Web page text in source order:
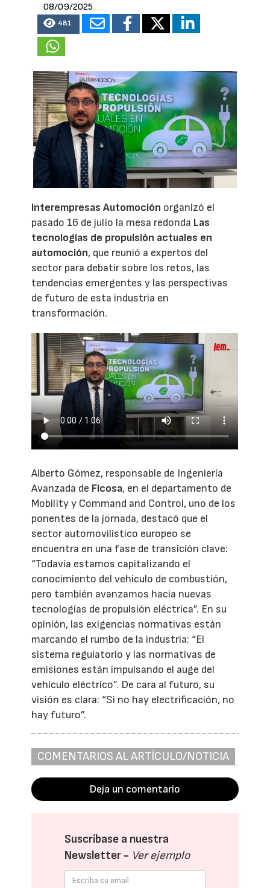
08/09/2025
481
Interempresas Automoción organizó el
pasado 16 de julio la mesa redonda Las
tecnologías de propulsión actuales en
automoción, que reunió a expertos del
sector para debatir sobre los retos, las
tendencias emergentes y las perspectivas
de futuro de esta industria en
transformación.
Alberto Gómez, responsable de Ingeniería
Avanzada de Ficosa, en el departamento de
Mobility y Command and Control, uno de los
ponentes de la jornada, destacó que el
sector automovilístico europeo se
encuentra en una fase de transición clave:
“Todavía estamos capitalizando el
conocimiento del vehículo de combustión,
pero también avanzamos hacia nuevas
tecnologías de propulsión eléctrica”. En su
opinión, las exigencias normativas están
marcando el rumbo de la industria: “El
sistema regulatorio y las normativas de
emisiones están impulsando el auge del
vehículo eléctrico”. De cara al futuro, su
visión es clara: “Si no hay electrificación, no
hay futuro”.
COMENTARIOS AL ARTÍCULO/NOTICIA
Deja un comentario
Suscríbase a nuestra
Newsletter - Ver ejemplo